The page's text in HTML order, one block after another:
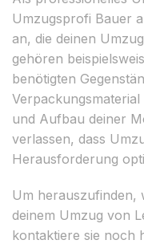
Umzugsprofi Bauer
an, die deinen
gehören
benötigten
und Aufbau deiner
verlassen, dass
Herausforderung
Um herauszufinden,
deinem Umzug von
kontaktiere sie noch